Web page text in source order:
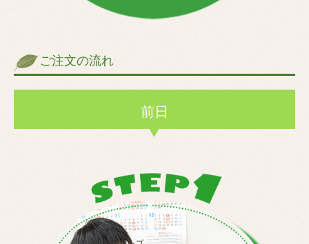
ご注文の流れ
前日